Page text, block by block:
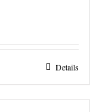
Details